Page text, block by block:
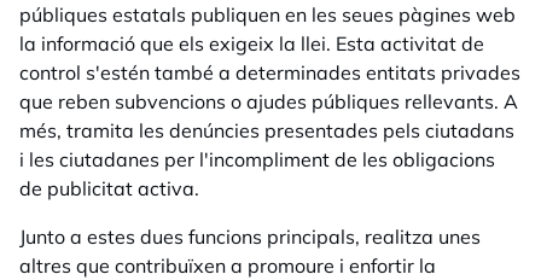
públiques estatals publiquen en les seues pàgines web
la informació que els exigeix la llei. Esta activitat de
control s'estén també a determinades entitats privades
que reben subvencions o ajudes públiques rellevants. A
més, tramita les denúncies presentades pels ciutadans
i les ciutadanes per l'incompliment de les obligacions
de publicitat activa.
Junto a estes dues funcions principals, realitza unes
altres que contribuïxen a promoure i enfortir la